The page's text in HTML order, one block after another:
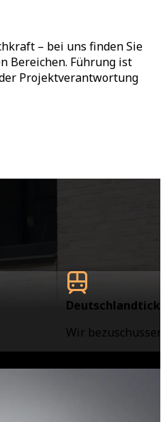
– bei uns finden Sie
Bereichen. Führung ist
Projektverantwortung
Wir